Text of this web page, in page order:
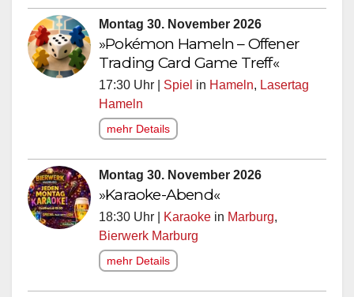
Montag 30. November 2026
»Pokémon Hameln – Offener
Trading Card Game Treff«
17:30 Uhr | Spiel in Hameln, Lasertag
Hameln
mehr Details
Montag 30. November 2026
»Karaoke-Abend«
18:30 Uhr | Karaoke in Marburg,
Bierwerk Marburg
mehr Details